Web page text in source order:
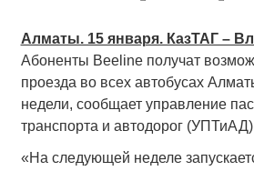
Алматы. 15 января. КазТАГ –
Абоненты Beeline получат
проезда во всех автобусах
недели, сообщает управление
транспорта и автодорог
«На следующей неделе